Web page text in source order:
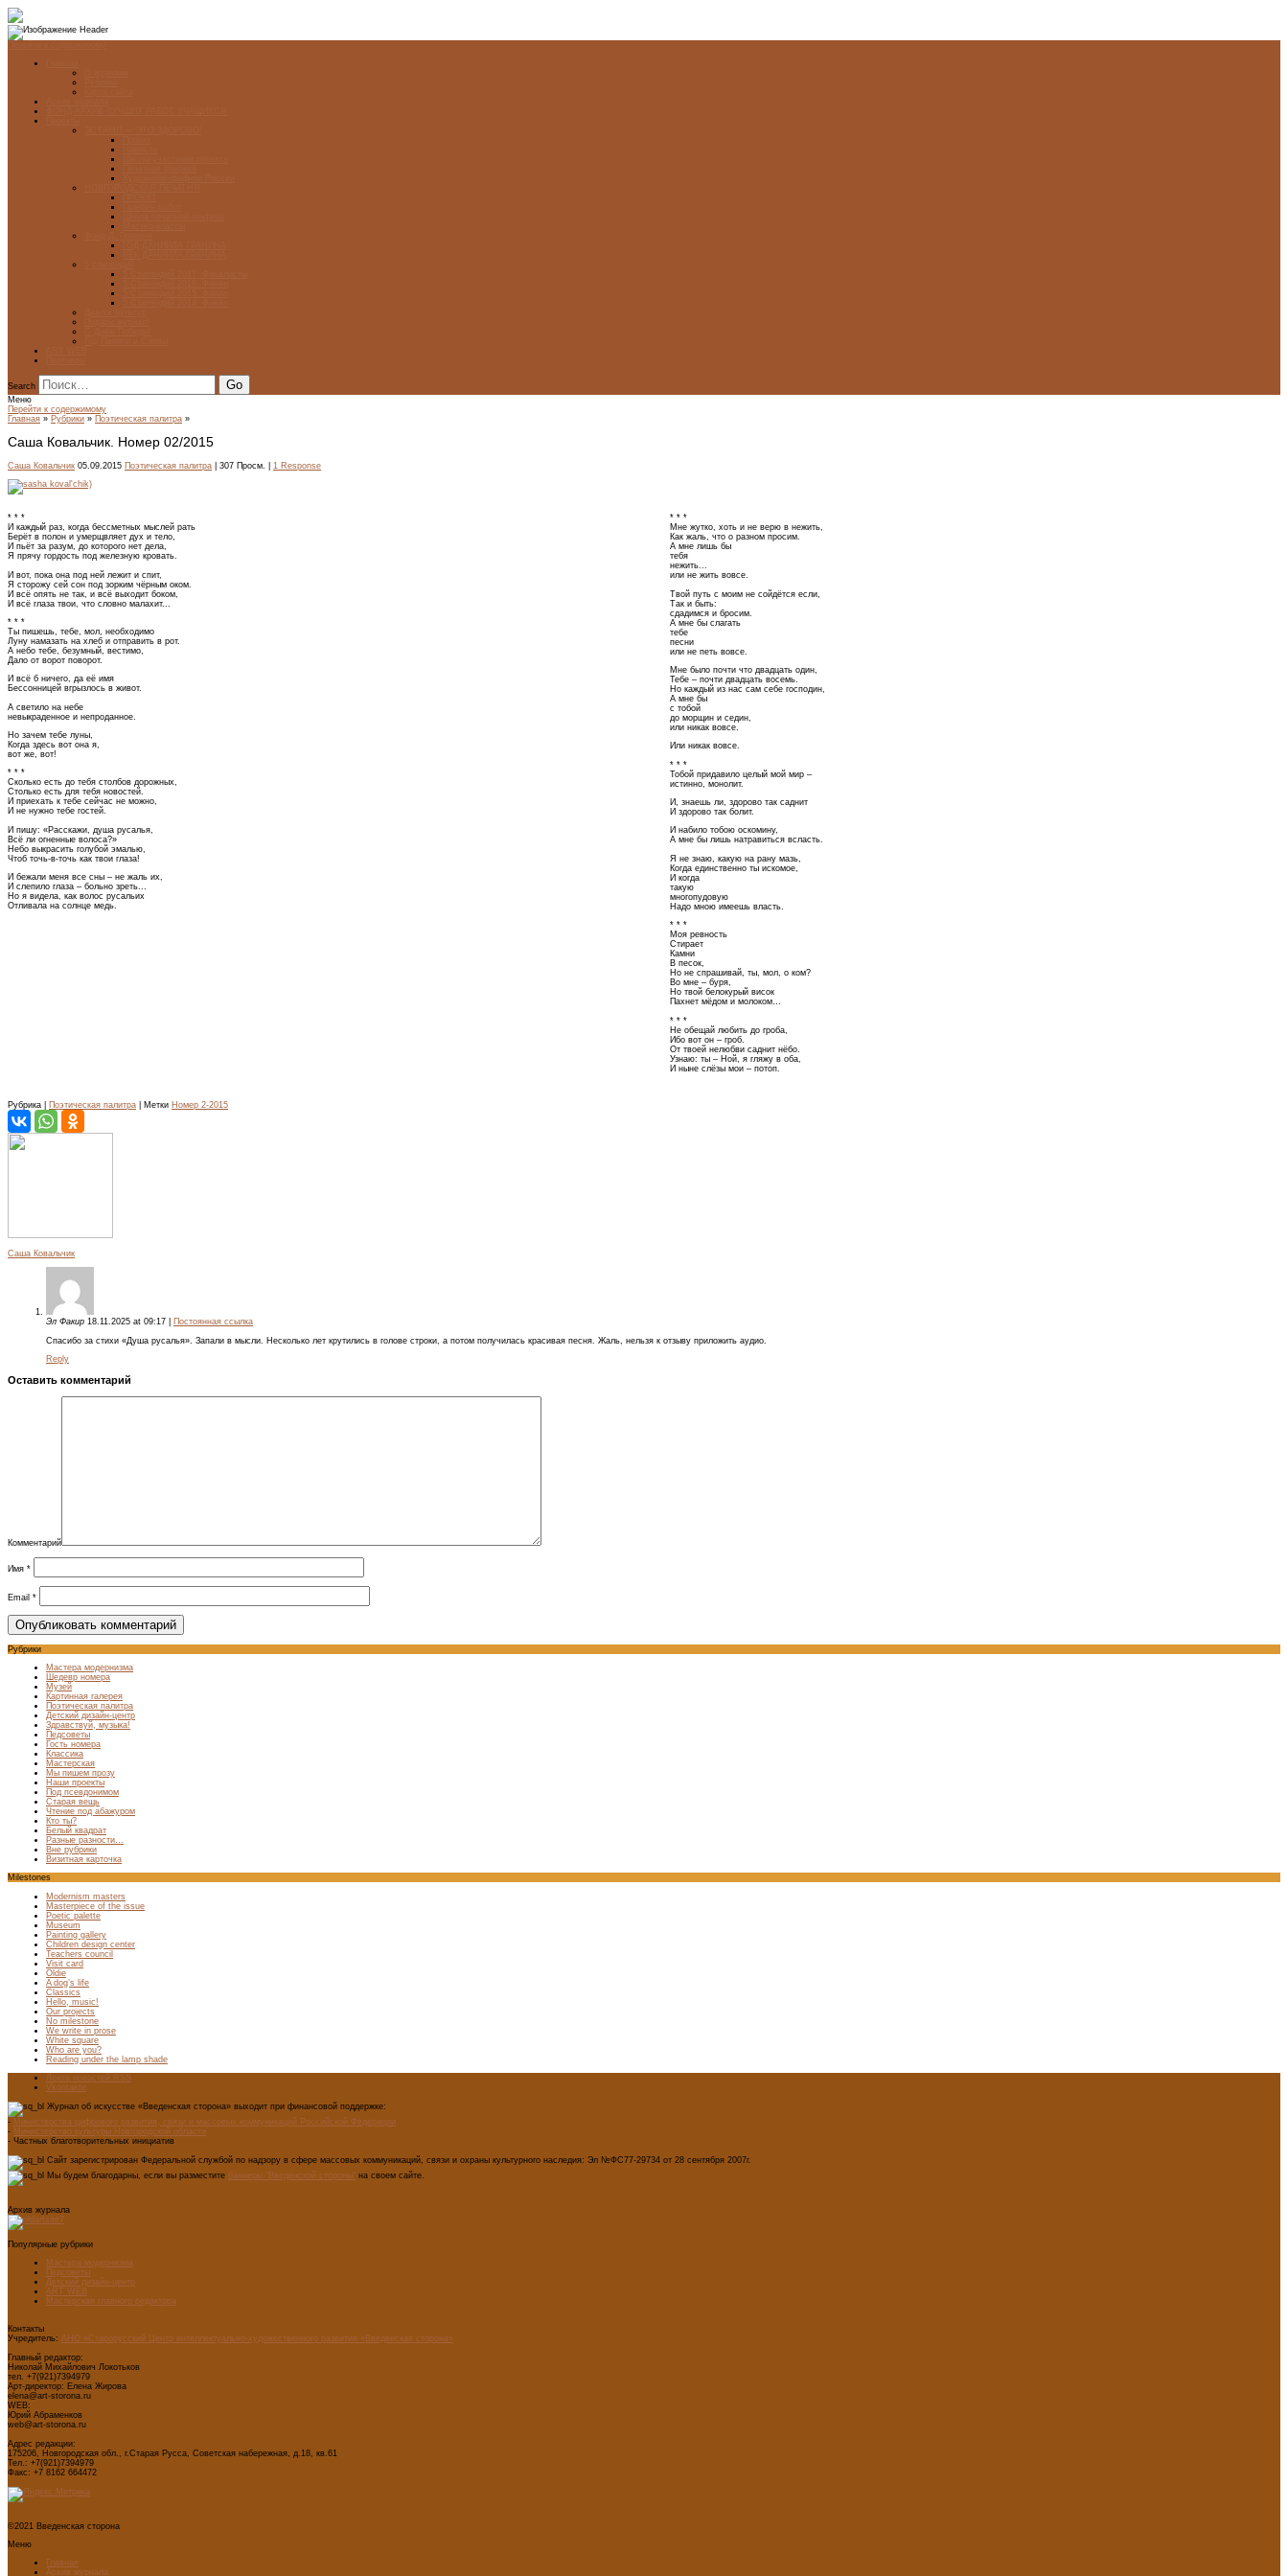
Search
Меню
Перейти к содержимому
Главная » Рубрики » Поэтическая палитра »
Саша Ковальчик. Номер 02/2015
Саша Ковальчик 05.09.2015 Поэтическая палитра | 307 Просм. | 1 Response
* * *
И каждый раз, когда бессметных мыслей рать
Берёт в полон и умерщвляет дух и тело,
И пьёт за разум, до которого нет дела,
Я прячу гордость под железную кровать.
И вот, пока она под ней лежит и спит,
Я сторожу сей сон под зорким чёрным оком.
И всё опять не так, и всё выходит боком,
И всё глаза твои, что словно малахит...
* * *
Ты пишешь, тебе, мол, необходимо
Луну намазать на хлеб и отправить в рот.
А небо тебе, безумный, вестимо,
Дало от ворот поворот.
И всё б ничего, да её имя
Бессонницей вгрызлось в живот.
А светило на небе
невыкраденное и непроданное.
Но зачем тебе луны,
Когда здесь вот она я,
вот же, вот!
* * *
Сколько есть до тебя столбов дорожных,
Столько есть для тебя новостей.
И приехать к тебе сейчас не можно,
И не нужно тебе гостей.
И пишу: «Расскажи, душа русалья,
Всё ли огненные волоса?»
Небо выкрасить голубой эмалью,
Чтоб точь-в-точь как твои глаза!
И бежали меня все сны – не жаль их,
И слепило глаза – больно зреть...
Но я видела, как волос русальих
Отливала на солнце медь.
* * *
Мне жутко, хоть и не верю в нежить,
Как жаль, что о разном просим.
А мне лишь бы
тебя
нежить...
или не жить вовсе.
Твой путь с моим не сойдётся если,
Так и быть:
сдадимся и бросим.
А мне бы слагать
тебе
песни
или не петь вовсе.
Мне было почти что двадцать один,
Тебе – почти двадцать восемь.
Но каждый из нас сам себе господин,
А мне бы
с тобой
до морщин и седин,
или никак вовсе.
Или никак вовсе.
* * *
Тобой придавило целый мой мир –
истинно, монолит.
И, знаешь ли, здорово так саднит
И здорово так болит.
И набило тобою оскомину,
А мне бы лишь натравиться всласть.
Я не знаю, какую на рану мазь,
Когда единственно ты искомое,
И когда
такую
многопудовую
Надо мною имеешь власть.
* * *
Моя ревность
Стирает
Камни
В песок,
Но не спрашивай, ты, мол, о ком?
Во мне – буря,
Но твой белокурый висок
Пахнет мёдом и молоком…
* * *
Не обещай любить до гроба,
Ибо вот он – гроб.
От твоей нелюбви саднит нёбо.
Узнаю: ты – Ной, я гляжу в оба,
И ныне слёзы мои – потоп.
Рубрика | Поэтическая палитра | Метки Номер 2-2015
Саша Ковальчик
Эл Факир 18.11.2025 at 09:17
Постоянная ссылка
Спасибо за стихи «Душа русалья». Запали в мысли. Несколько лет крутились в голове строки, а потом получилась красивая песня. Жаль, нельзя к отзыву приложить аудио.
Reply
Оставить комментарий
Комментарий
Имя *
Email *
Рубрики
Мастера модернизма
Шедевр номера
Музей
Картинная галерея
Поэтическая палитра
Детский дизайн-центр
Здравствуй, музыка!
Педсоветы
Гость номера
Классика
Мастерская
Мы пишем прозу
Наши проекты
Под псевдонимом
Старая вещь
Чтение под абажуром
Кто ты?
Белый квадрат
Разные разности…
Вне рубрики
Визитная карточка
Milestones
Modernism masters
Masterpiece of the issue
Poetic palette
Museum
Painting gallery
Children design center
Teachers council
Visit card
Oldie
A dog’s life
Classics
Hello, music!
Our projects
No milestone
We write in prose
White square
Who are you?
Reading under the lamp shade
Лента новостей RSS
Vkontakte
Журнал об искусстве «Введенская сторона» выходит при финансовой поддержке:
- Министерства цифрового развития, связи и массовых коммуникаций Российской Федерации
- Министерство культуры Новгородской области
- Частных благотворительных инициатив
Сайт зарегистрирован Федеральной службой по надзору в сфере массовых коммуникаций, связи и охраны культурного наследия: Эл №ФС77-29734 от 28 сентября 2007г.
Мы будем благодарны, если вы разместите баннеры "Введенской стороны" на своем сайте.
Архив журнала
Популярные рубрики
Мастера модернизма
Педсоветы
Детский дизайн-центр
ART WEB
Мастерская главного редактора
Контакты
Учредитель: АНО «Старорусский Центр интеллектуально-художественного развития «Введенская сторона»
Главный редактор:
Николай Михайлович Локотьков
тел. +7(921)7394979
Арт-директор: Елена Жирова
elena@art-storona.ru
WEB:
Юрий Абраменков
web@art-storona.ru
Адрес редакции:
175206, Новгородская обл., г.Старая Русса, Советская набережная, д.18, кв.61
Тел.: +7(921)7394979
Факс: +7 8162 664472
©2021 Введенская сторона
Меню
Главная
Архив журнала